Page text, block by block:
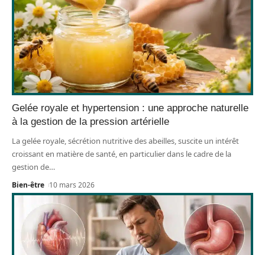
Gelée royale et hypertension : une approche naturelle
à la gestion de la pression artérielle
La gelée royale, sécrétion nutritive des abeilles, suscite un intérêt
croissant en matière de santé, en particulier dans le cadre de la
gestion de…
Bien-être 10 mars 2026